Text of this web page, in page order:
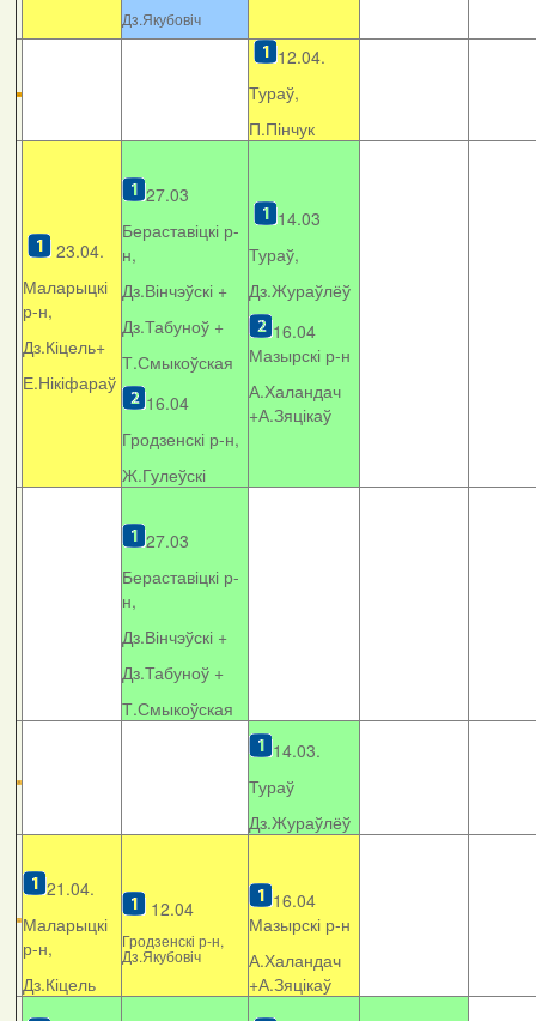
Дз.Якубовіч
12.04.
Тураў,
П.Пінчук
23.04.
Маларыцкі
р-н,
Дз.Кіцель+
Е.Нікіфараў
27.03
Бераставіцкі р-
н,
Дз.Вінчэўскі +
Дз.Табуноў +
Т.Смыкоўская
16.04
Гродзенскі р-н,
Ж.Гулеўскі
14.03
Тураў,
Дз.Жураўлёў
16.04
Мазырскі р-н
А.Халандач
+А.Зяцікаў
27.03
Бераставіцкі р-
н,
Дз.Вінчэўскі +
Дз.Табуноў +
Т.Смыкоўская
14.03.
Тураў
Дз.Жураўлёў
21.04.
Маларыцкі
р-н,
Дз.Кіцель
12.04
Гродзенскі р-н,
Дз.Якубовіч
16.04
Мазырскі р-н
А.Халандач
+А.Зяцікаў